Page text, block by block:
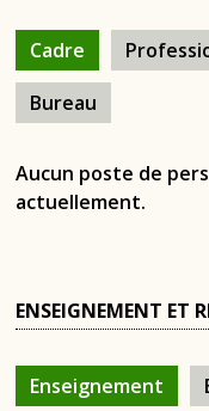
Cadre
Bureau
Aucun poste de
actuellement.
ENSEIGNEMENT ET
Enseignement